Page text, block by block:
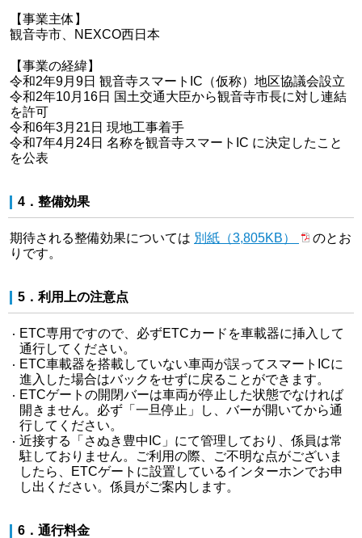
【事業主体】
観音寺市、NEXCO西日本
【事業の経緯】
令和2年9月9日 観音寺スマートIC（仮称）地区協議会設立
令和2年10月16日 国土交通大臣から観音寺市⾧に対し連結
を許可
令和6年3月21日 現地工事着手
令和7年4月24日 名称を観音寺スマートIC に決定したこと
を公表
4．整備効果
期待される整備効果については 別紙（3,805KB）
のとお
りです。
5．利用上の注意点
ETC専用ですので、必ずETCカードを車載器に挿入して
通行してください。
ETC車載器を搭載していない車両が誤ってスマートICに
進入した場合はバックをせずに戻ることができます。
ETCゲートの開閉バーは車両が停止した状態でなければ
開きません。必ず「一旦停止」し、バーが開いてから通
行してください。
近接する「さぬき豊中IC」にて管理しており、係員は常
駐しておりません。ご利用の際、ご不明な点がございま
したら、ETCゲートに設置しているインターホンでお申
し出ください。係員がご案内します。
6．通行料金